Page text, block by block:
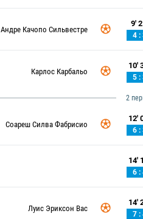
Андре Качопо Сильвестре
9'
4 :
Карлос Карбальо
10'
5 :
2
Соареш Силва Фабрисио
12'
6 :
14'
6 :
Луис Эриксон Вас
14'
7 :